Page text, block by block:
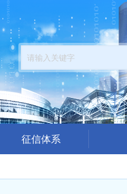
征信体系
中介代理机构从业情况